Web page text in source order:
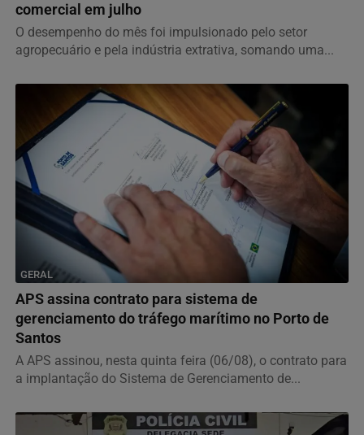
comercial em julho
O desempenho do mês foi impulsionado pelo setor
agropecuário e pela indústria extrativa, somando uma...
GERAL
APS assina contrato para sistema de
gerenciamento do tráfego marítimo no Porto de
Santos
A APS assinou, nesta quinta feira (06/08), o contrato para
a implantação do Sistema de Gerenciamento de...